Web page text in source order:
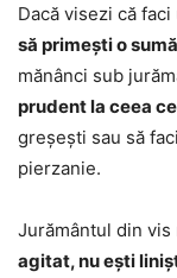
Dacă visezi că
să primești o
mănânci sub
prudent la ceea
greșești sau să
pierzanie.
Jurământul din vis
agitat, nu ești